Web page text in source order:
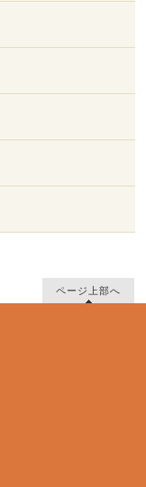
ページ上部へ